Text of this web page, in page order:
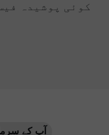
کوئی پوشیدہ
آپ کے